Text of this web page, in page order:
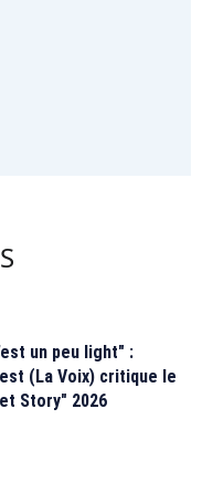
un peu light" :
(La Voix) critique le
Story" 2026